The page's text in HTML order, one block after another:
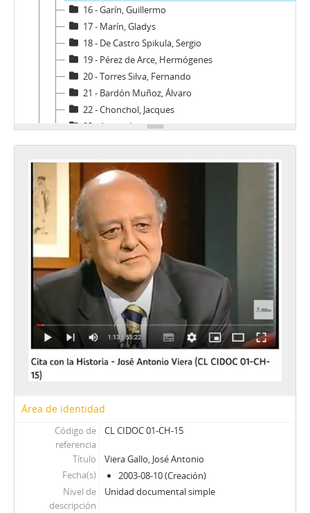
16 - Garín, Guillermo
17 - Marín, Gladys
18 - De Castro Spikula, Sergio
19 - Pérez de Arce, Hermógenes
20 - Torres Silva, Fernando
21 - Bardón Muñoz, Álvaro
22 - Chonchol, Jacques
23 - Arrate, Jorge
24 - Madariaga, Mónica
25 - Zaldívar Larraín, Andrés
26 - Correa, Enrique
27 - Errázuriz, Hernán Felipe
28 - Velasco, Belisario
29 - Pérez Yoma, Edmundo
30 - Menem, Carlos
31 - Cortázar, René
32 - Martínez Busch, Jorge
33 - Figueroa, Carlos
34 - Boeninger, Edgardo
35 - Foxley, Alejandro
36 - Schweitzer, Miguel Alex
37 - Guzmán, Juan Antonio
40 - Cáceres, Carlos
JW - Entrevistas realizadas por James R. Whelan
Área de identidad
Código de
referencia
CL CIDOC 01-CH-15
Título
Viera Gallo, José Antonio
Fecha(s)
2003-08-10 (Creación)
Nivel de
descripción
Unidad documental simple